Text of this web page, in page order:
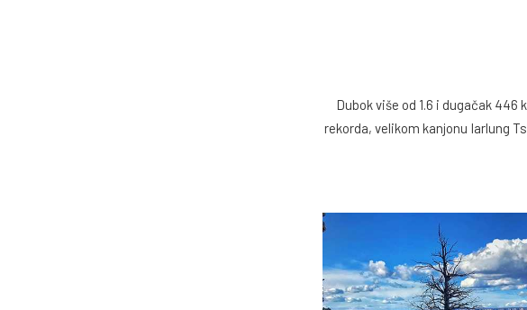
Dubok više od 1.6 i dugačak
rekorda, velikom kanjonu Iarlung